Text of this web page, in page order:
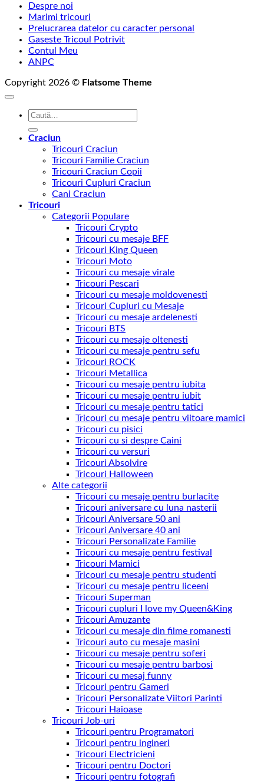
Despre noi
Marimi tricouri
Prelucrarea datelor cu caracter personal
Gaseste Tricoul Potrivit
Contul Meu
ANPC
Copyright 2026 © Flatsome Theme
Caută
Craciun
Tricouri Craciun
Tricouri Familie Craciun
Tricouri Craciun Copii
Tricouri Cupluri Craciun
Cani Craciun
Tricouri
Categorii Populare
Tricouri Crypto
Tricouri cu mesaje BFF
Tricouri King Queen
Tricouri Moto
Tricouri cu mesaje virale
Tricouri Pescari
Tricouri cu mesaje moldovenesti
Tricouri Cupluri cu Mesaje
Tricouri cu mesaje ardelenesti
Tricouri BTS
Tricouri cu mesaje oltenesti
Tricouri cu mesaje pentru sefu
Tricouri ROCK
Tricouri Metallica
Tricouri cu mesaje pentru iubita
Tricouri cu mesaje pentru iubit
Tricouri cu mesaje pentru tatici
Tricouri cu mesaje pentru viitoare mamici
Tricouri cu pisici
Tricouri cu si despre Caini
Tricouri cu versuri
Tricouri Absolvire
Tricouri Halloween
Alte categorii
Tricouri cu mesaje pentru burlacite
Tricouri aniversare cu luna nasterii
Tricouri Aniversare 50 ani
Tricouri Aniversare 40 ani
Tricouri Personalizate Familie
Tricouri cu mesaje pentru festival
Tricouri Mamici
Tricouri cu mesaje pentru studenti
Tricouri cu mesaje pentru liceeni
Tricouri Superman
Tricouri cupluri I love my Queen&King
Tricouri Amuzante
Tricouri cu mesaje din filme romanesti
Tricouri auto cu mesaje masini
Tricouri cu mesaje pentru soferi
Tricouri cu mesaje pentru barbosi
Tricouri cu mesaj funny
Tricouri pentru Gameri
Tricouri Personalizate Viitori Parinti
Tricouri Haioase
Tricouri Job-uri
Tricouri pentru Programatori
Tricouri pentru ingineri
Tricouri Electricieni
Tricouri pentru Doctori
Tricouri pentru fotografi